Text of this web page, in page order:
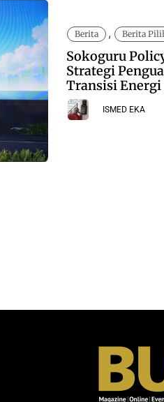
Berita , Berita
Sokoguru
Strategi
Transisi Energi
ISMED EKA